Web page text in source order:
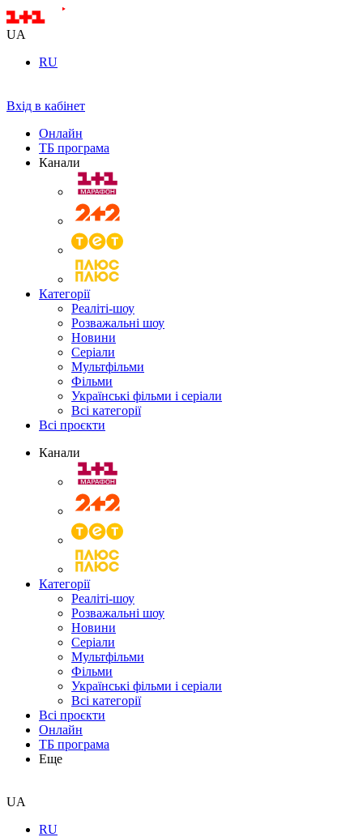
UA
RU
Вхід в кабінет
Онлайн
ТБ програма
Канали
Категорії
Реаліті-шоу
Розважальні шоу
Новини
Серіали
Мультфільми
Фільми
Українські фільми і серіали
Всі категорії
Всі проєкти
Канали
Категорії
Реаліті-шоу
Розважальні шоу
Новини
Серіали
Мультфільми
Фільми
Українські фільми і серіали
Всі категорії
Всі проєкти
Онлайн
ТБ програма
Еще
UA
RU